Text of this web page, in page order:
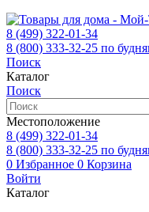
8 (499) 322-01-34
8 (800) 333-32-25 по
Поиск
Каталог
Поиск
Местоположение
8 (499) 322-01-34
8 (800) 333-32-25 по
0 Избранное 0 Корзина
Войти
Каталог